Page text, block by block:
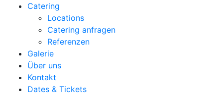
Catering
Locations
Catering anfragen
Referenzen
Galerie
Über uns
Kontakt
Dates & Tickets